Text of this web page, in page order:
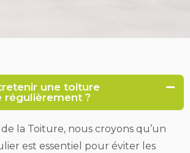
une toiture
régulièrement ?
la Toiture, nous croyons qu’un
est essentiel pour éviter les